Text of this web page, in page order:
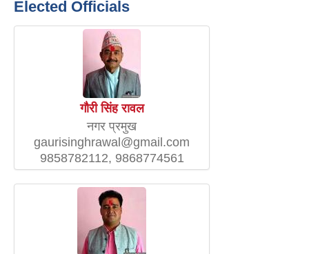
Elected Officials
गौरी सिंह रावल
नगर प्रमुख
gaurisinghrawal@gmail.com
9858782112, 9868774561